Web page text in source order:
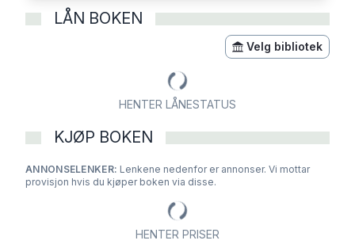
[Terningkast 5] Cathrine Krøger, Dagbladet
«Du kan bare glede deg.» [Terningkast 5]
Steinar Brandslet, Stavanger Aftenblad
«Et mesterverk.» Sunday Express
«En rørende, drivende historie.» The New York
Times Book Review
«Oppslukende, pulserende spenning.» O, The
LÅN BOKEN
Velg bibliotek
HENTER LÅNESTATUS
KJØP BOKEN
ANNONSELENKER: Lenkene nedenfor er annonser. Vi mottar
provisjon hvis du kjøper boken via disse.
HENTER PRISER